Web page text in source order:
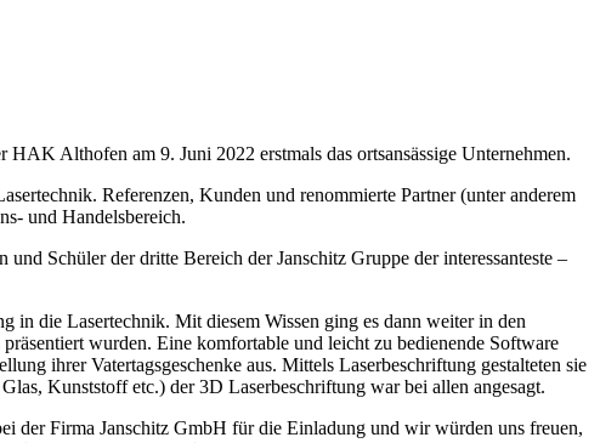
Althofen am 9. Juni 2022 erstmals das ortsansässige Unternehmen.
Referenzen, Kunden und renommierte Partner (unter anderem
und Handelsbereich.
Schüler der dritte Bereich der Janschitz Gruppe der interessanteste –
in die Lasertechnik. Mit diesem Wissen ging es dann weiter in den
wurden. Eine komfortable und leicht zu bedienende Software
ihrer Vatertagsgeschenke aus. Mittels Laserbeschriftung gestalteten sie
Kunststoff etc.) der 3D Laserbeschriftung war bei allen angesagt.
der Firma Janschitz GmbH für die Einladung und wir würden uns freuen,